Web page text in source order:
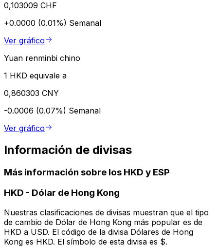
0,103009 CHF
+0.0000 (0.01%) Semanal
Ver gráfico
Yuan renminbi chino
1 HKD equivale a
0,860303 CNY
-0.0006 (0.07%) Semanal
Ver gráfico
Información de divisas
Más información sobre los HKD y ESP
HKD - Dólar de Hong Kong
Nuestras clasificaciones de divisas muestran que el tipo
de cambio de Dólar de Hong Kong más popular es de
HKD a USD. El código de la divisa Dólares de Hong
Kong es HKD. El símbolo de esta divisa es $.